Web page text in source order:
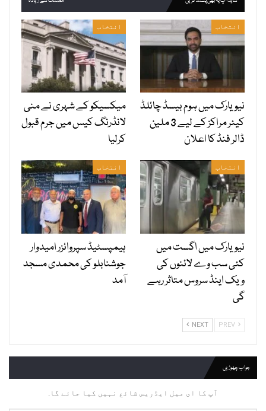
انتخاب
نیویارک میں ہوم بیسڈ چائلڈ
کیئر مراکز کے لیے 3 ملین
ڈالر فنڈ کا اعلان
انتخاب
میکسیکو کے شہری نے منی
لانڈرنگ کیس میں جرم قبول
کرلیا
انتخاب
نیویارک میں اگست میں
کئی سب وے لائنوں کی
ویک اینڈ سروس متاثر رہے
گی
انتخاب
ہیمپسٹیڈ سپروائزر امیدوار
جوشنابلو کی محمدی مسجد
آمد
NEXT
جواب چھوڑیں
آپ کا ای میل ایڈریس شائع نہیں کیا جائے گا.